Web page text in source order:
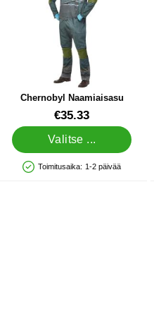
Chernobyl Naamiaisasu
Tuote.nro 83942€35.33
Valitse ...
Saatavuus: Varastossa
Toimitusaika: 1-2 päivää